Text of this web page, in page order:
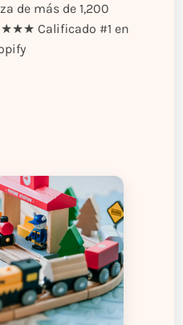
de más de 1,200
Calificado #1 en